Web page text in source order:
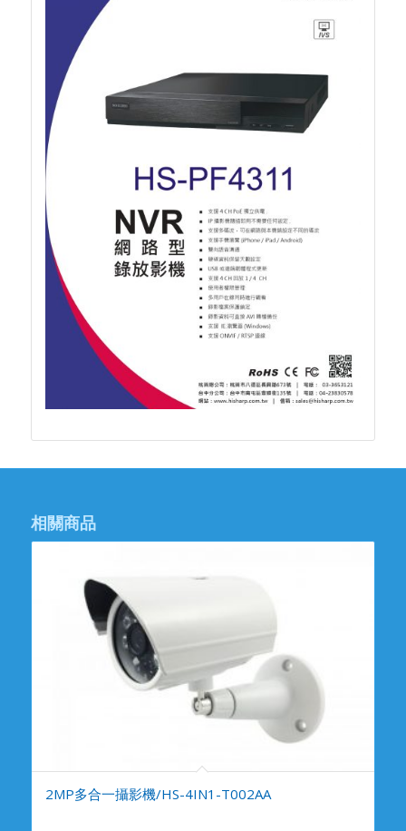
相關商品
2MP多合一攝影機/HS-4IN1-T002AA